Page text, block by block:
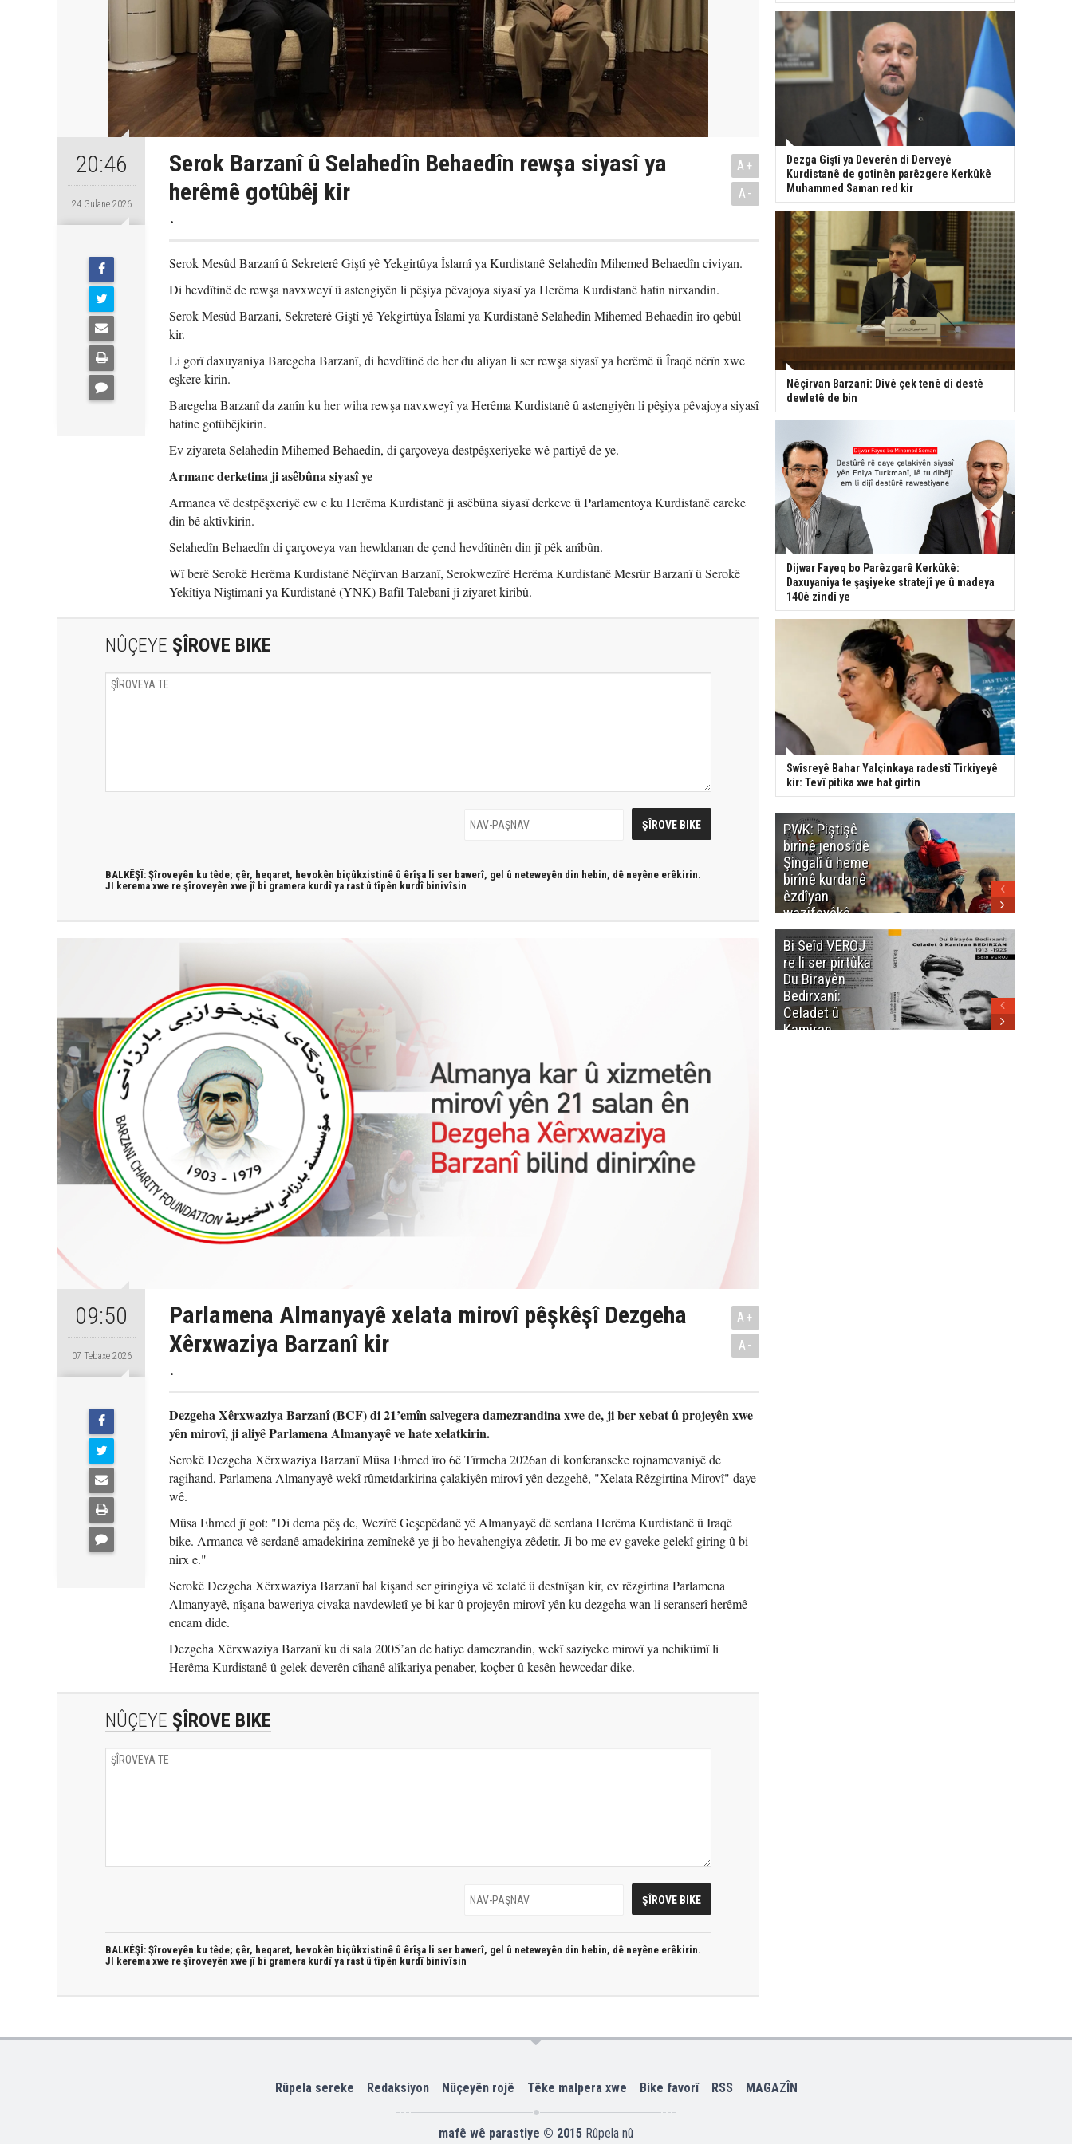
20:46
24 Gulane 2026
Serok Barzanî û Selahedîn Behaedîn rewşa siyasî ya
herêmê gotûbêj kir
.
A+
A-
Serok Mesûd Barzanî û Sekreterê Giştî yê Yekgirtûya Îslamî ya Kurdistanê Selahedîn Mihemed Behaedîn civiyan.
Di hevdîtinê de rewşa navxweyî û astengiyên li pêşiya pêvajoya siyasî ya Herêma Kurdistanê hatin nirxandin.
Serok Mesûd Barzanî, Sekreterê Giştî yê Yekgirtûya Îslamî ya Kurdistanê Selahedîn Mihemed Behaedîn îro qebûl
kir.
Li gorî daxuyaniya Baregeha Barzanî, di hevdîtinê de her du aliyan li ser rewşa siyasî ya herêmê û Îraqê nêrîn xwe
eşkere kirin.
Baregeha Barzanî da zanîn ku her wiha rewşa navxweyî ya Herêma Kurdistanê û astengiyên li pêşiya pêvajoya siyasî
hatine gotûbêjkirin.
Ev ziyareta Selahedîn Mihemed Behaedîn, di çarçoveya destpêşxeriyeke wê partiyê de ye.
Armanc derketina ji asêbûna siyasî ye
Armanca vê destpêşxeriyê ew e ku Herêma Kurdistanê ji asêbûna siyasî derkeve û Parlamentoya Kurdistanê careke
din bê aktîvkirin.
Selahedîn Behaedîn di çarçoveya van hewldanan de çend hevdîtinên din jî pêk anîbûn.
Wî berê Serokê Herêma Kurdistanê Nêçîrvan Barzanî, Serokwezîrê Herêma Kurdistanê Mesrûr Barzanî û Serokê
Yekîtiya Niştimanî ya Kurdistanê (YNK) Bafil Talebanî jî ziyaret kiribû.
NÛÇEYE ŞÎROVE BIKE
BALKÊŞÎ: Şîroveyên ku têde; çêr, heqaret, hevokên biçûkxistinê û êrîşa li ser bawerî, gel û neteweyên din hebin, dê neyêne erêkirin.
JI kerema xwe re şîroveyên xwe jî bi gramera kurdî ya rast û tîpên kurdî binivîsin
09:50
07 Tebaxe 2026
Parlamena Almanyayê xelata mirovî pêşkêşî Dezgeha
Xêrxwaziya Barzanî kir
.
A+
A-
Dezgeha Xêrxwaziya Barzanî (BCF) di 21’emîn salvegera damezrandina xwe de, ji ber xebat û projeyên xwe
yên mirovî, ji aliyê Parlamena Almanyayê ve hate xelatkirin.
Serokê Dezgeha Xêrxwaziya Barzanî Mûsa Ehmed îro 6ê Tîrmeha 2026an di konferanseke rojnamevaniyê de
ragihand, Parlamena Almanyayê wekî rûmetdarkirina çalakiyên mirovî yên dezgehê, "Xelata Rêzgirtina Mirovî" daye
wê.
Mûsa Ehmed jî got: "Di dema pêş de, Wezîrê Geşepêdanê yê Almanyayê dê serdana Herêma Kurdistanê û Iraqê
bike. Armanca vê serdanê amadekirina zemînekê ye ji bo hevahengiya zêdetir. Ji bo me ev gaveke gelekî giring û bi
nirx e."
Serokê Dezgeha Xêrxwaziya Barzanî bal kişand ser giringiya vê xelatê û destnîşan kir, ev rêzgirtina Parlamena
Almanyayê, nîşana baweriya civaka navdewletî ye bi kar û projeyên mirovî yên ku dezgeha wan li seranserî herêmê
encam dide.
Dezgeha Xêrxwaziya Barzanî ku di sala 2005’an de hatiye damezrandin, wekî saziyeke mirovî ya nehikûmî li
Herêma Kurdistanê û gelek deverên cîhanê alîkariya penaber, koçber û kesên hewcedar dike.
NÛÇEYE ŞÎROVE BIKE
BALKÊŞÎ: Şîroveyên ku têde; çêr, heqaret, hevokên biçûkxistinê û êrîşa li ser bawerî, gel û neteweyên din hebin, dê neyêne erêkirin.
JI kerema xwe re şîroveyên xwe jî bi gramera kurdî ya rast û tîpên kurdî binivîsin
Dezga Giştî ya Deverên di Derveyê
Kurdistanê de gotinên parêzgere Kerkûkê
Muhammed Saman red kir
Nêçîrvan Barzanî: Divê çek tenê di destê
dewletê de bin
Dijwar Fayeq bo Parêzgarê Kerkûkê:
Daxuyaniya te şaşiyeke stratejî ye û madeya
140ê zindî ye
Swîsreyê Bahar Yalçinkaya radestî Tirkiyeyê
kir: Tevî pitika xwe hat girtin
PWK: Piştişê
birînê jenosîdê
Şingalî û heme
birînê kurdanê
êzdîyan
wazîfeyêkê
neteweyî yê
heme kurdanê
dinya yo
Bi Seîd VEROJ
re li ser pirtûka
Du Birayên
Bedirxanî:
Celadet û
Kamiran
Rûpela sereke Redaksiyon Nûçeyên rojê Têke malpera xwe Bike favorî RSS MAGAZÎN
mafê wê parastiye © 2015 Rûpela nû